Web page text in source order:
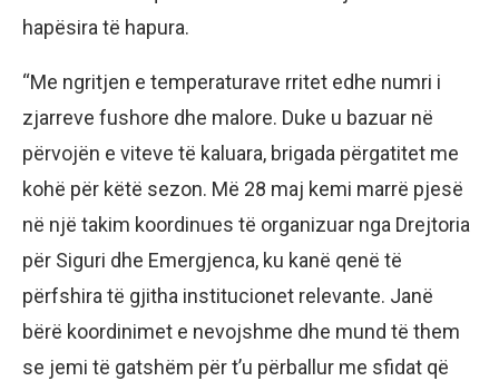
hapësira të hapura.
“Me ngritjen e temperaturave rritet edhe numri i
zjarreve fushore dhe malore. Duke u bazuar në
përvojën e viteve të kaluara, brigada përgatitet me
kohë për këtë sezon. Më 28 maj kemi marrë pjesë
në një takim koordinues të organizuar nga Drejtoria
për Siguri dhe Emergjenca, ku kanë qenë të
përfshira të gjitha institucionet relevante. Janë
bërë koordinimet e nevojshme dhe mund të them
se jemi të gatshëm për t’u përballur me sfidat që